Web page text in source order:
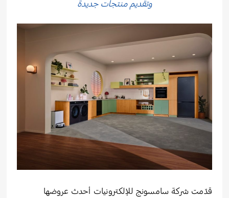
وتقديم منتجات جديدة
قدّمت شركة سامسونج للإلكترونيات أحدث عروضها